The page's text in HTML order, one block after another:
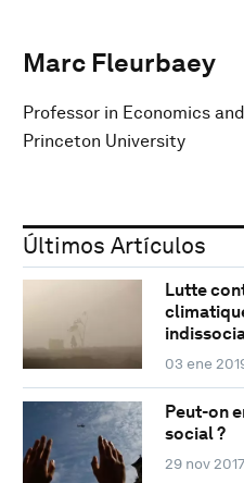
Marc Fleurbaey
Professor in Economics
Princeton University
Últimos Artículos
Lutte
03 ene
Peut-on
social ?
29 nov 2017